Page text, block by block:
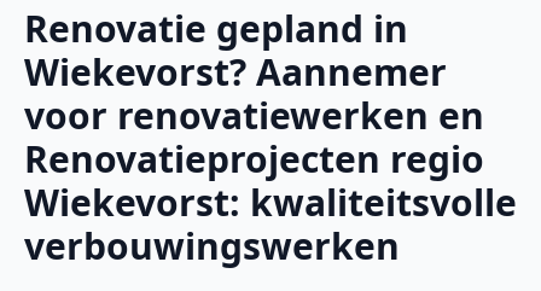
Renovatie gepland in
Wiekevorst? Aannemer
voor renovatiewerken en
Renovatieprojecten regio
Wiekevorst: kwaliteitsvolle
verbouwingswerken